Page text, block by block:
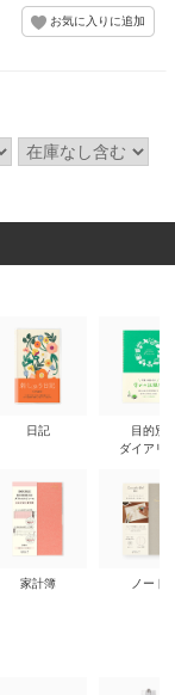
日記
家計簿
目的別
ダイアリ
ノート